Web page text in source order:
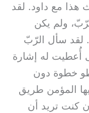
مع داود. لقد
ولم يكن
لقد سأل الرّبّ
له إشارة
خطوة دون
المؤمن طريق
كنت تريد أن